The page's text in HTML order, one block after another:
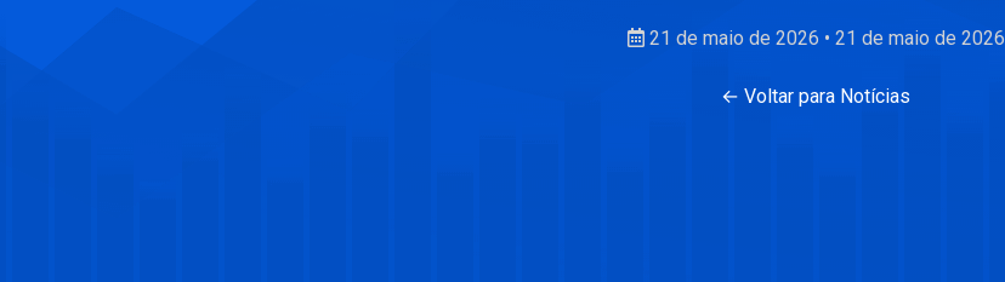
21 de maio de 2026 • 21 de maio de 2026
← Voltar para Notícias